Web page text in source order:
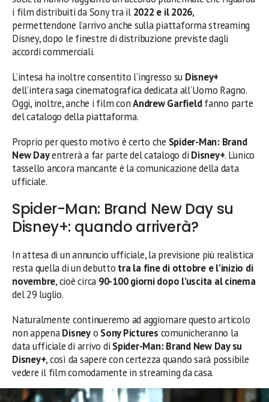
i film distribuiti da Sony tra il 2022 e il 2026,
permettendone l’arrivo anche sulla piattaforma streaming
Disney, dopo le finestre di distribuzione previste dagli
accordi commerciali.
L’intesa ha inoltre consentito l’ingresso su Disney+
dell’intera saga cinematografica dedicata all’Uomo Ragno.
Oggi, inoltre, anche i film conAndrew Garfieldfanno parte
del catalogo della piattaforma.
Proprio per questo motivo è certo che Spider-Man: Brand
New Dayentrerà a far parte del catalogo di Disney+. L’unico
tassello ancora mancante è la comunicazione della data
ufficiale.
Spider-Man: Brand New Day su
Disney+: quando arriverà?
In attesa di un annuncio ufficiale, la previsione più realistica
resta quella di un debutto tra la fine di ottobre e l’inizio di
novembre, cioè circa 90-100 giorni dopo l’uscita al cinema
del 29 luglio.
Naturalmente continueremo ad aggiornare questo articolo
non appenaDisneyo Sony Pictures comunicheranno la
data ufficiale di arrivo di Spider-Man: Brand New Day su
Disney+, così da sapere con certezza quando sarà possibile
vedere il film comodamente in streaming da casa.